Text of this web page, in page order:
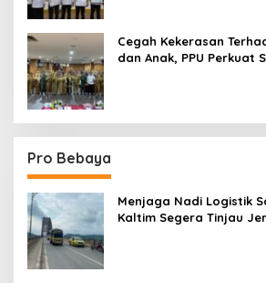
Cegah Kekerasan
dan Anak, PPU Perkuat
Pro Bebaya
Menjaga Nadi Logistik
Kaltim Segera Tinjau